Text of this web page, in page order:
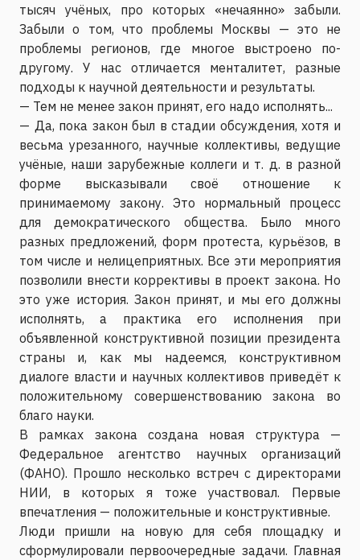
тысяч учёных, про которых «нечаянно» забыли.
Забыли о том, что проблемы Москвы — это не
проблемы регионов, где многое выстроено по-
другому. У нас отличается менталитет, разные
подходы к научной деятельности и результаты.
— Тем не менее закон принят, его надо исполнять...
— Да, пока закон был в стадии обсуждения, хотя и
весьма урезанного, научные коллективы, ведущие
учёные, наши зарубежные коллеги и т. д. в разной
форме высказывали своё отношение к
принимаемому закону. Это нормальный процесс
для демократического общества. Было много
разных предложений, форм протеста, курьёзов, в
том числе и нелицеприятных. Все эти мероприятия
позволили внести коррективы в проект закона. Но
это уже история. Закон принят, и мы его должны
исполнять, а практика его исполнения при
объявленной конструктивной позиции президента
страны и, как мы надеемся, конструктивном
диалоге власти и научных коллективов приведёт к
положительному совершенствованию закона во
благо науки.
В рамках закона создана новая структура —
Федеральное агентство научных организаций
(ФАНО). Прошло несколько встреч с директорами
НИИ, в которых я тоже участвовал. Первые
впечатления — положительные и конструктивные.
Люди пришли на новую для себя площадку и
сформулировали первоочередные задачи. Главная